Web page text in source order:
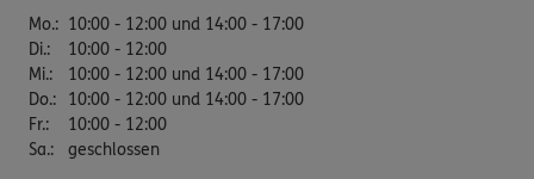
Mo.: 10:00 - 12:00 und 14:00 - 17:00
Di.:
10:00 - 12:00
Mi.:
10:00 - 12:00 und 14:00 - 17:00
Do.:
10:00 - 12:00 und 14:00 - 17:00
Fr.:
10:00 - 12:00
Sa.: geschlossen